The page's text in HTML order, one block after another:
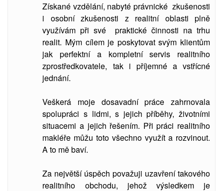
Získané vzdělání, nabyté právnické zkušenosti
i osobní zkušenosti z realitní oblasti plně
využívám při své praktické činnosti na trhu
realit. Mým cílem je poskytovat svým klientům
jak perfektní a kompletní servis realitního
zprostředkovatele, tak i příjemné a vstřícné
jednání.
Veškerá moje dosavadní práce zahrnovala
spolupráci s lidmi, s jejich příběhy, životními
situacemi a jejich řešením. Při práci realitního
makléře můžu toto všechno využít a rozvinout.
A to mě baví.
Za největší úspěch považuji uzavření takového
realitního obchodu, jehož výsledkem je